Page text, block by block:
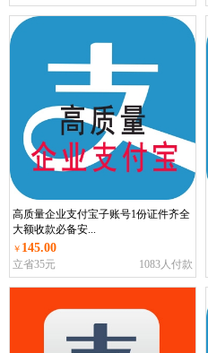
高质量企业支付宝子账号1份证件齐全
大额收款必备安...
￥ 145.00
立省35元 1083人付款